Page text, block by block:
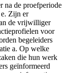
na de proefperiode
e. Zijn er
de vrijwilliger
voor
begeleiders
a. Op welke
die hun werk
geïnformeerd